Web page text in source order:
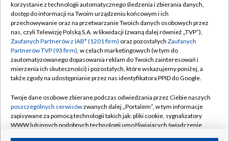
TVP
Abonament TVP
Emisja w TVP
Centrum informacji TVP
Naziemna Telewizja Cyfrowa
Rada Programowa
System NOS
Informacje o nadawcy
Regulamin TVP
Polityka prywatności
Moje zgody
Pomoc
Kontakt
korzystanie z technologii automatycznego śledzenia i zbierania danych,
dostęp do informacji na Twoim urządzeniu końcowym i ich
przechowywanie oraz na przetwarzanie Twoich danych osobowych przez
nas, czyli Telewizję Polską S.A. w likwidacji (zwaną dalej również „TVP”),
Zaufanych Partnerów z IAB* (1201 firm) oraz pozostałych Zaufanych
Partnerów TVP (93 firm), w celach marketingowych (w tym do
zautomatyzowanego dopasowania reklam do Twoich zainteresowań i
mierzenia ich skuteczności) i pozostałych, które wskazujemy poniżej, a
także zgody na udostępnianie przez nas identyfikatora PPID do Google.
Twoje dane osobowe zbierane podczas odwiedzania przez Ciebie naszych
poszczególnych serwisówzwanych dalej „Portalem”, w tym informacje
zapisywane za pomocą technologii takich jak: pliki cookie, sygnalizatory
WWW lub innych podobnych technologii umożliwiających świadczenie